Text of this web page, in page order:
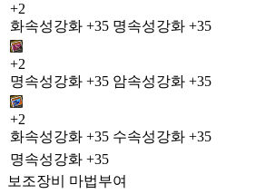
+2
화속성강화 +35 명속성강화 +35
+2
명속성강화 +35 암속성강화 +35
+2
화속성강화 +35 수속성강화 +35
명속성강화 +35
보조장비 마법부여